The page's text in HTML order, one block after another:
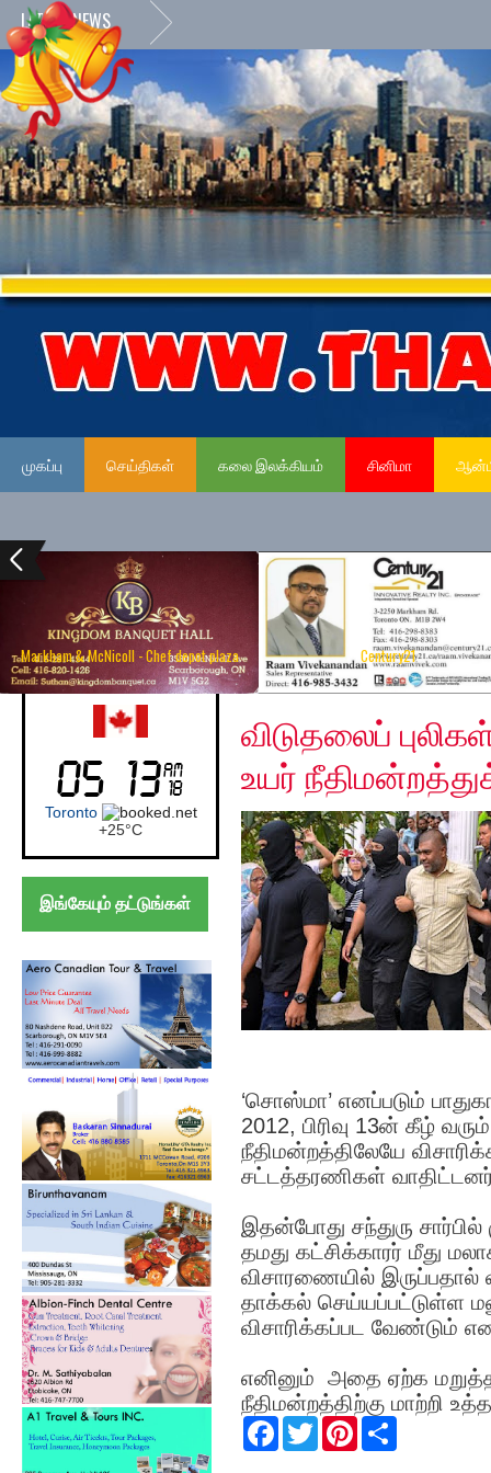
LATEST NEWS
முகப்பு செய்திகள் கலை இலக்கியம் சினிமா
Markham & McNicoll - Chef depot plaza Century21
Canada (Toronto)
Toronto
+25°C
இங்கேயும் தட்டுங்கள்
Wednesday,
விடுதலைப்
உயர்
‘சொஸ்மா’ எனப்படும்
2012, பிரிவு 13ன் கீழ்
நீதிமன்றத்திலேயே
சட்டத்தரணிகள்
இதன்போது சந்துரு
தமது கட்சிக்காரர் மீது
விசாரணையில் இருப்பதால்
தாக்கல் செய்யப்பட்டுள்ள
விசாரிக்கப்பட வேண்டும்
எனினும் அதை ஏற்க
நீதிமன்றத்திற்கு மாற்றி
F
T
w
P